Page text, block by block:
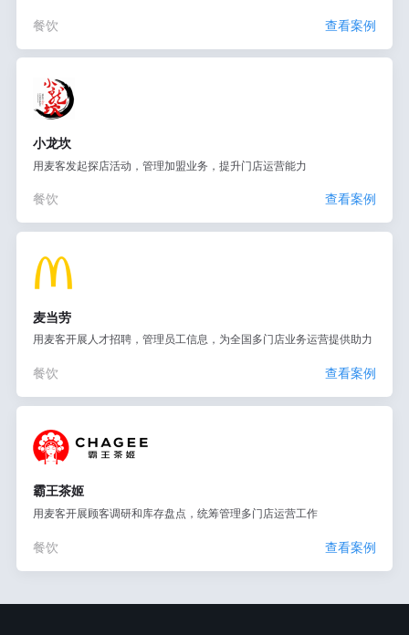
餐饮 查看案例
小龙坎
用麦客发起探店活动，管理加盟业务，提升门店运营能力
餐饮 查看案例
麦当劳
用麦客开展人才招聘，管理员工信息，为全国多门店业务运营提供助力
餐饮 查看案例
霸王茶姬
用麦客开展顾客调研和库存盘点，统筹管理多门店运营工作
餐饮 查看案例